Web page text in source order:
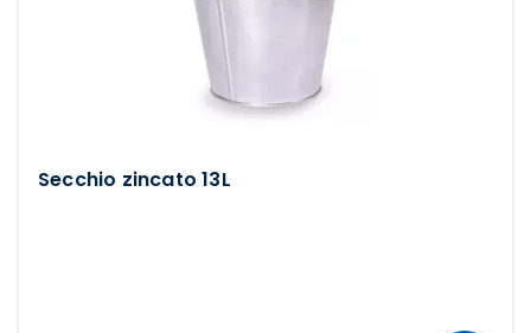
Secchio zincato 13L